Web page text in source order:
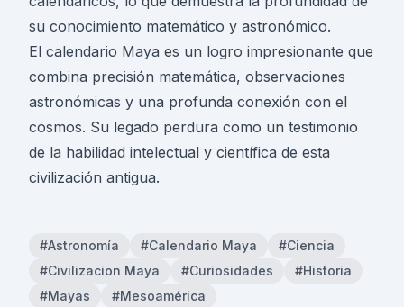
su conocimiento matemático y astronómico.
El calendario Maya es un logro impresionante que
combina precisión matemática, observaciones
astronómicas y una profunda conexión con el
cosmos. Su legado perdura como un testimonio
de la habilidad intelectual y científica de esta
civilización antigua.
#Astronomía #Calendario Maya
#Ciencia
#Civilizacion Maya
#Curiosidades
#Historia
#Mayas
#Mesoamérica